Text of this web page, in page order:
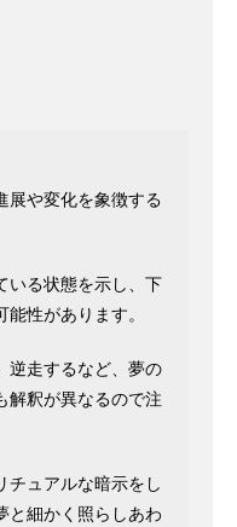
展や変化を象徴する
いる状態を示し、下
性があります。
逆走するなど、夢の
解釈が異なるので注
チュアルな暗示をし
と細かく照らしあわ